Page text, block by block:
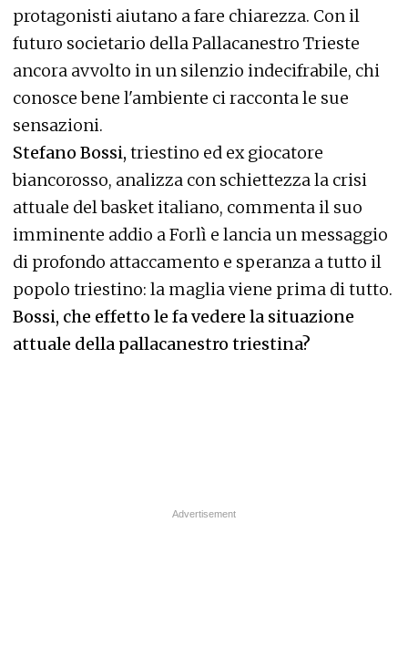
protagonisti aiutano a fare chiarezza. Con il
futuro societario della Pallacanestro Trieste
ancora avvolto in un silenzio indecifrabile, chi
conosce bene l'ambiente ci racconta le sue
sensazioni.
Stefano Bossi, triestino ed ex giocatore
biancorosso, analizza con schiettezza la crisi
attuale del basket italiano, commenta il suo
imminente addio a Forlì e lancia un messaggio
di profondo attaccamento e speranza a tutto il
popolo triestino: la maglia viene prima di tutto.
Bossi, che effetto le fa vedere la situazione
attuale della pallacanestro triestina?